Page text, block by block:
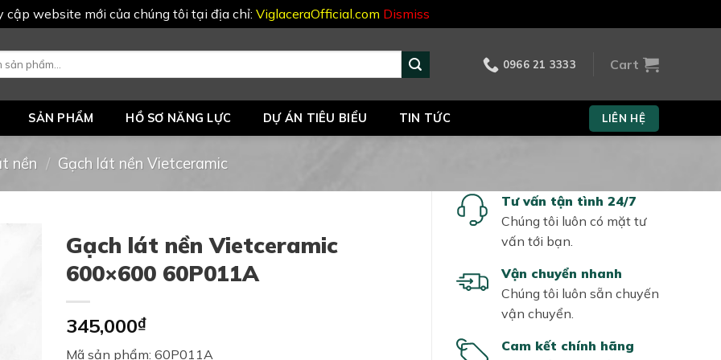
cập website mới của chúng tôi tại địa chỉ: ViglaceraOfficial.com Dismiss
0966 21 3333 Cart
SẢN PHẨM HỒ SƠ NĂNG LỰC DỰ ÁN TIÊU BIỂU TIN TỨC LIÊN HỆ
nền / Gạch lát nền Vietceramic
Tư vấn tận tình 24/7
Chúng tôi luôn có mặt tư
vấn tới bạn.
Vận chuyển nhanh
Chúng tôi luôn sẵn chuyến
vận chuyển.
Cam kết chính hãng
Gạch lát nền Vietceramic
600×600 60P011A
345,000₫
Mã sản phẩm: 60P011A